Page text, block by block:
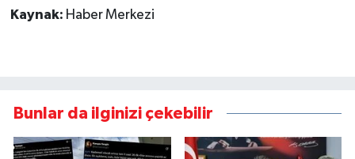
Kaynak: Haber Merkezi
Bunlar da ilginizi çekebilir